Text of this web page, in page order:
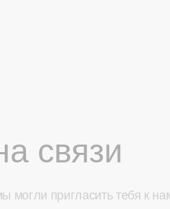
связи
могли пригласить тебя к